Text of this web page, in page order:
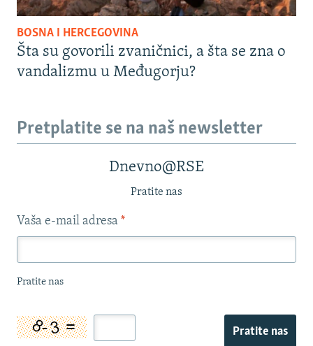
BOSNA I HERCEGOVINA
Šta su govorili zvaničnici, a šta se zna o
vandalizmu u Međugorju?
Pretplatite se na naš newsletter
Dnevno@RSE
Pratite nas
Vaša e-mail adresa *
Pratite nas
Pratite nas